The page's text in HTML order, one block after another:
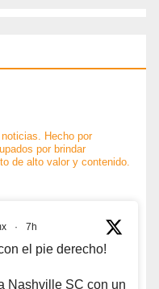
Hecho por
por brindar
de alto valor y contenido.
· 7h
el pie derecho!
Nashville SC con un